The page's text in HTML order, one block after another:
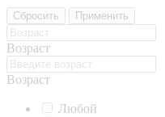
Сбросить Применить
Возраст
Возраст
Любой